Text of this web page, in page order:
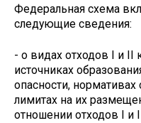
Федеральная схема
следующие сведения:
- о видах отходов I и II
источниках
опасности,
лимитах на их
отношении отходов I и